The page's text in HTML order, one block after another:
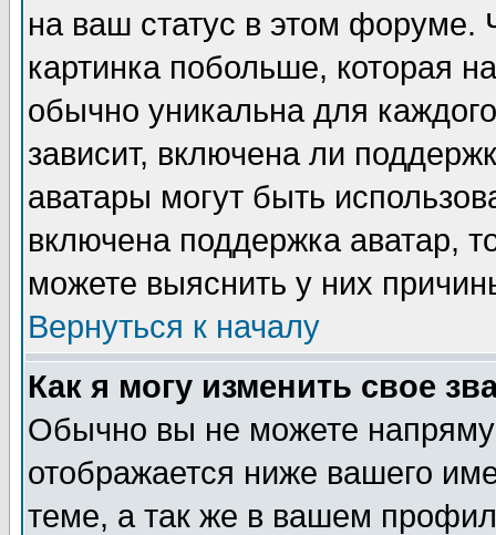
на ваш статус в этом форуме.
картинка побольше, которая
обычно уникальна для
зависит, включена ли
аватары могут быть
включена поддержка аватар,
можете выяснить у них
Вернуться к началу
Как я могу изменить свое
Обычно вы не можете
отображается ниже вашего
теме, а так же в вашем